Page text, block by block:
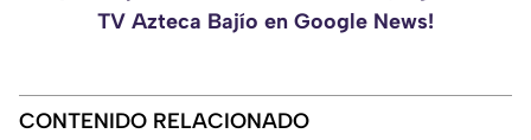
TV Azteca Bajío en Google News!
CONTENIDO RELACIONADO